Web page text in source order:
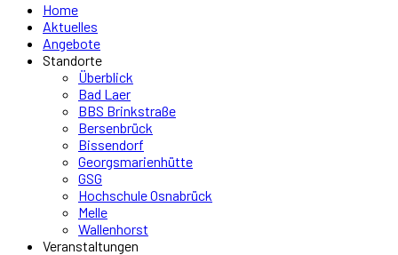
Home
Aktuelles
Angebote
Standorte
Überblick
Bad Laer
BBS Brinkstraße
Bersenbrück
Bissendorf
Georgsmarienhütte
GSG
Hochschule Osnabrück
Melle
Wallenhorst
Veranstaltungen